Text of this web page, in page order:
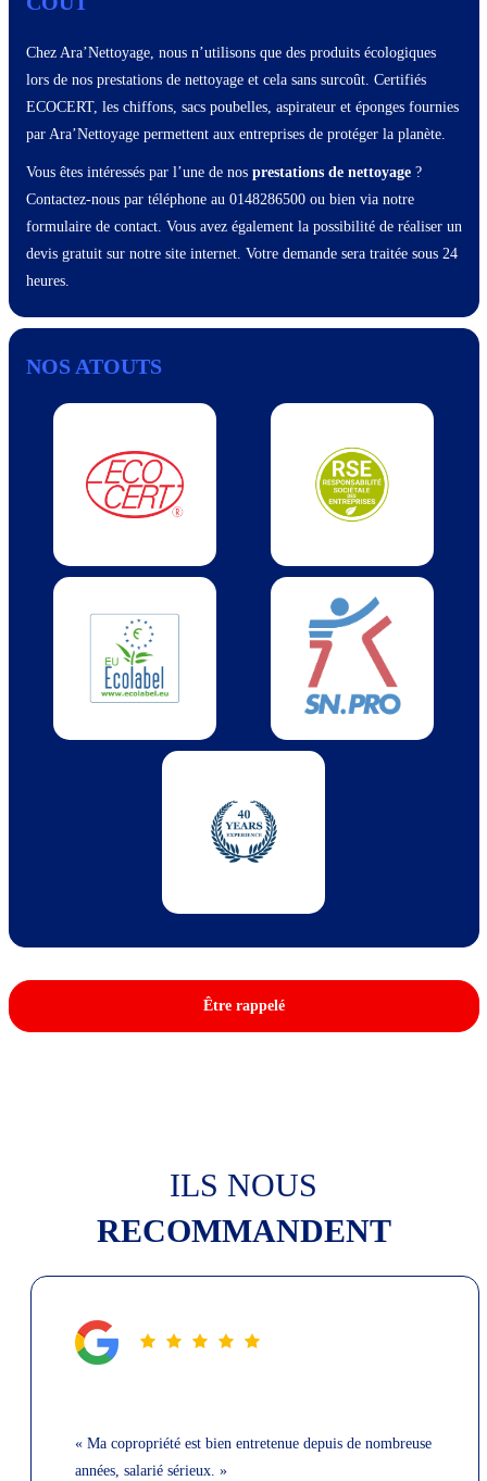
Chez Ara’Nettoyage, nous n’utilisons que des produits écologiques
lors de nos prestations de nettoyage et cela sans surcoût. Certifiés
ECOCERT, les chiffons, sacs poubelles, aspirateur et éponges fournies
par Ara’Nettoyage permettent aux entreprises de protéger la planète.
Vous êtes intéressés par l’une de nos prestations de nettoyage?
Contactez-nous par téléphone au 0148286500 ou bien via notre
formulaire de contact. Vous avez également la possibilité de réaliser un
devis gratuit sur notre site internet. Votre demande sera traitée sous 24
heures.
NOS ATOUTS
Être rappelé
ILS NOUS
RECOMMANDENT
« Ma copropriété est bien entretenue depuis de nombreuse
années, salarié sérieux. »